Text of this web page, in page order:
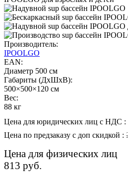
Производитель:
IPOOLGO
EAN:
Диаметр 500 см
Габариты (ДхШхВ):
500×500×120 см
Вес:
88 кг
Цена для юридических лиц с НДС :
Цена по предзаказу с доп скидкой :
Цена для физических лиц
813 руб.